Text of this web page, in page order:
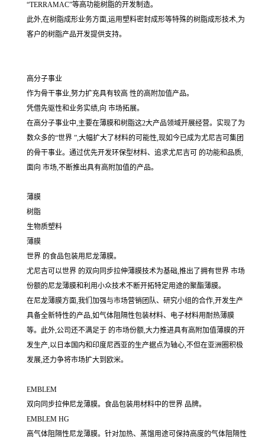
“TERRAMAC”等高功能树脂的开发制造。
此外,在树脂成形业务方面,运用塑料密封成形等特殊的树脂成形技术,为
客户的树脂产品开发提供支持。
高分子事业
作为骨干事业,努力扩充具有较高 性的高附加值产品。
凭借先驱性和业务实绩,向 市场拓展。
在高分子事业中,主要在薄膜和树脂这2大产品领域开展经营。实现了为
数众多的“世界 ”,大幅扩大了材料的可能性,现如今已成为尤尼吉可集团
的骨干事业。通过优先开发环保型材料、追求尤尼吉可 的功能和品质,
面向 市场,不断推出具有高附加值的产品。
薄膜
树脂
生物质塑料
薄膜
世界 的食品包装用尼龙薄膜。
尤尼吉可以世界 的双向同步拉伸薄膜技术为基础,推出了拥有世界 市场
份额的尼龙薄膜和利用小众技术不断开拓特定用途的聚酯薄膜。
在尼龙薄膜方面,我们加强与市场营销团队、研究小组的合作,开发生产
具备全新特性的产品,如气体阻隔性包装材料、电子材料用耐热薄膜
等。此外,公司还不满足于 的市场份额,大力推进具有高附加值薄膜的开
发生产,以日本国内和印度尼西亚的生产据点为轴心,不但在亚洲圈积极
发展,还力争将市场扩大到欧米。
EMBLEM
双向同步拉伸尼龙薄膜。食品包装用材料中的世界 品牌。
EMBLEM HG
高气体阻隔性尼龙薄膜。针对加热、蒸馏用途可保持高度的气体阻隔性